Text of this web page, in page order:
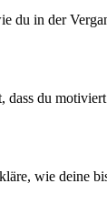
du in der
dass du
wie deine